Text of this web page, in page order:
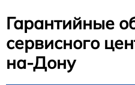
Гарантийные
сервисного
на-Дону